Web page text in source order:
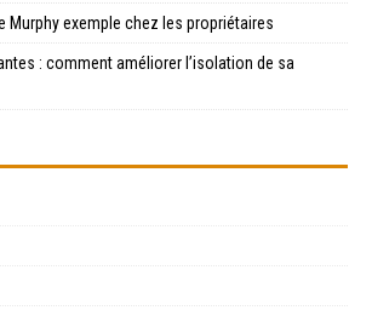
Murphy exemple chez les propriétaires
: comment améliorer l’isolation de sa